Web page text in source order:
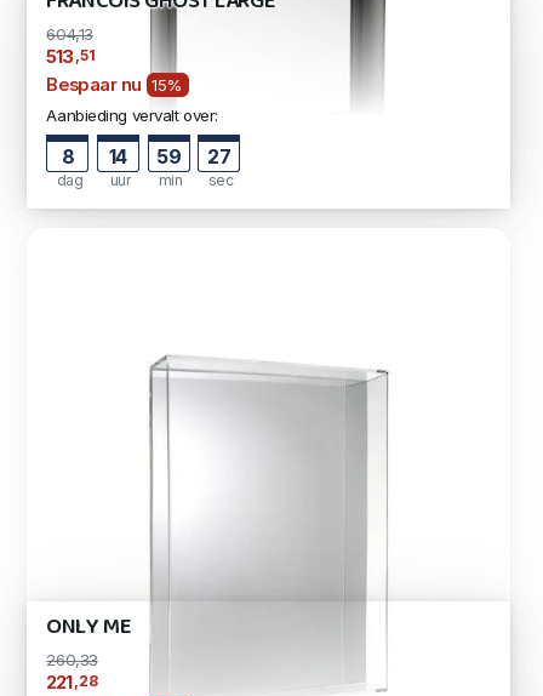
604,13
513 ,51
Bespaar nu 15%
Aanbieding vervalt over:
8
dag
14
uur
59
min
26
sec
ONLY ME
260,33
221 ,28